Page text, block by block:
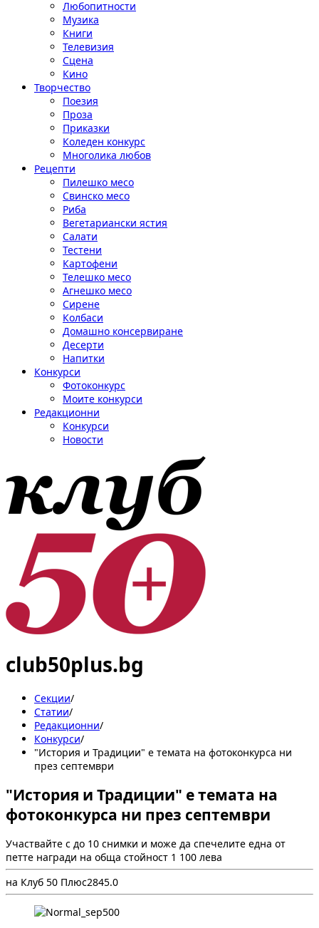
Любопитности
Музика
Книги
Телевизия
Сцена
Кино
Творчество
Поезия
Проза
Приказки
Коледен конкурс
Многолика любов
Рецепти
Пилешко месо
Свинско месо
Риба
Вегетариански ястия
Салати
Тестени
Картофени
Телешко месо
Агнешко месо
Сирене
Колбаси
Домашно консервиране
Десерти
Напитки
Конкурси
Фотоконкурс
Моите конкурси
Редакционни
Конкурси
Новости
club50plus.bg
Секции/
Статии/
Редакционни/
Конкурси/
"История и Традиции" е темата на фотоконкурса ни
през септември
"История и Традиции" е темата на
фотоконкурса ни през септември
Участвайте с до 10 снимки и може да спечелите една от
петте награди на обща стойност 1 100 лева
на Клуб 50 Плюс2845.0